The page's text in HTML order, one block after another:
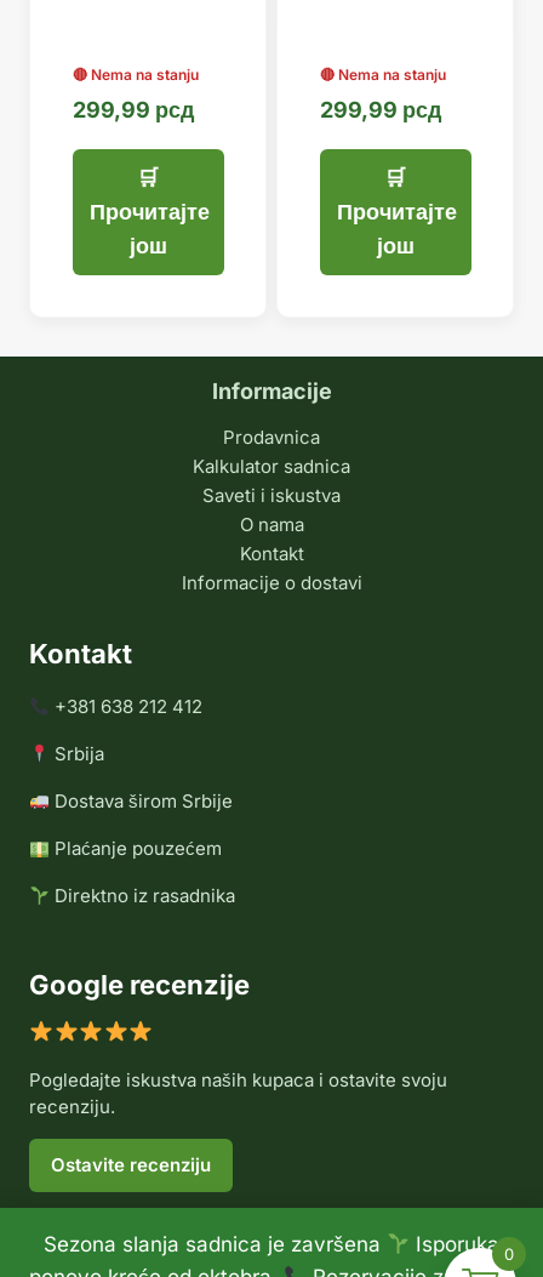
Sezona slanja sadnica je završena
Isporuka
299,99 рсд
Прочитајте
још
299,99 рсд
Прочитајте
још
Informacije
Prodavnica
Kalkulator sadnica
Saveti i iskustva
O nama
Kontakt
Informacije o dostavi
Kontakt
+381 638 212 412
Srbija
Dostava širom Srbije
Plaćanje pouzećem
Direktno iz rasadnika
Google recenzije
Pogledajte iskustva naših kupaca i ostavite svoju
recenziju.
Ostavite recenziju
0